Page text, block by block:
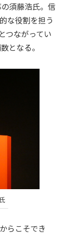
須藤浩氏。信
な役割を担う
つながってい
となる。
らこそでき